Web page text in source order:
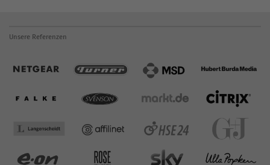
Unsere Referenzen